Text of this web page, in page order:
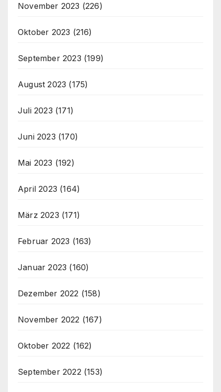
November 2023 (226)
Oktober 2023 (216)
September 2023 (199)
August 2023 (175)
Juli 2023 (171)
Juni 2023 (170)
Mai 2023 (192)
April 2023 (164)
März 2023 (171)
Februar 2023 (163)
Januar 2023 (160)
Dezember 2022 (158)
November 2022 (167)
Oktober 2022 (162)
September 2022 (153)